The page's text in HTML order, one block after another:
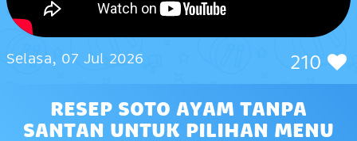
Selasa, 07 Jul 2026 210
RESEP SOTO AYAM TANPA
SANTAN UNTUK PILIHAN MENU